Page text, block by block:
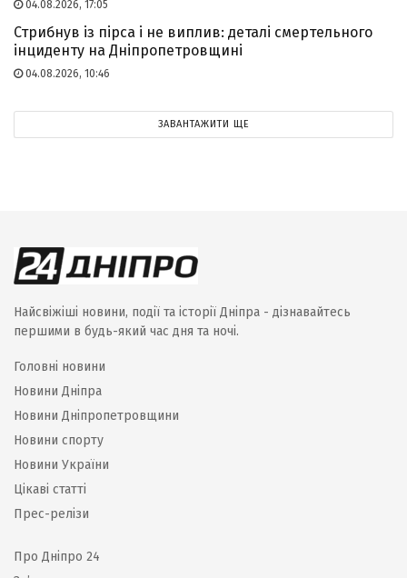
04.08.2026, 17:05
Стрибнув із пірса і не виплив: деталі смертельного
інциденту на Дніпропетровщині
04.08.2026, 10:46
ЗАВАНТАЖИТИ ЩЕ
Найсвіжіші новини, події та історії Дніпра - дізнавайтесь
першими в будь-який час дня та ночі.
Головні новини
Новини Дніпра
Новини Дніпропетровщини
Новини спорту
Новини України
Цікаві статті
Прес-релізи
Про Дніпро 24